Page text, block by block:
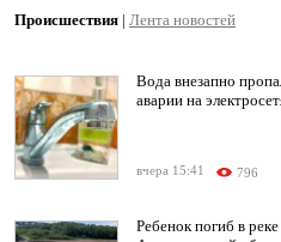
Происшествия | Лента новостей
Вода внезапно
аварии на
вчера 15:41 796
Ребенок погиб в